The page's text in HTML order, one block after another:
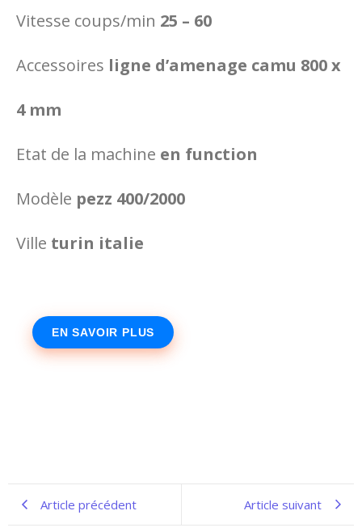
Vitesse coups/min 25 – 60
Accessoires ligne d’amenage camu 800 x
4 mm
Etat de la machine en function
Modèle pezz 400/2000
Ville turin italie
EN SAVOIR PLUS
Article précédent Article suivant